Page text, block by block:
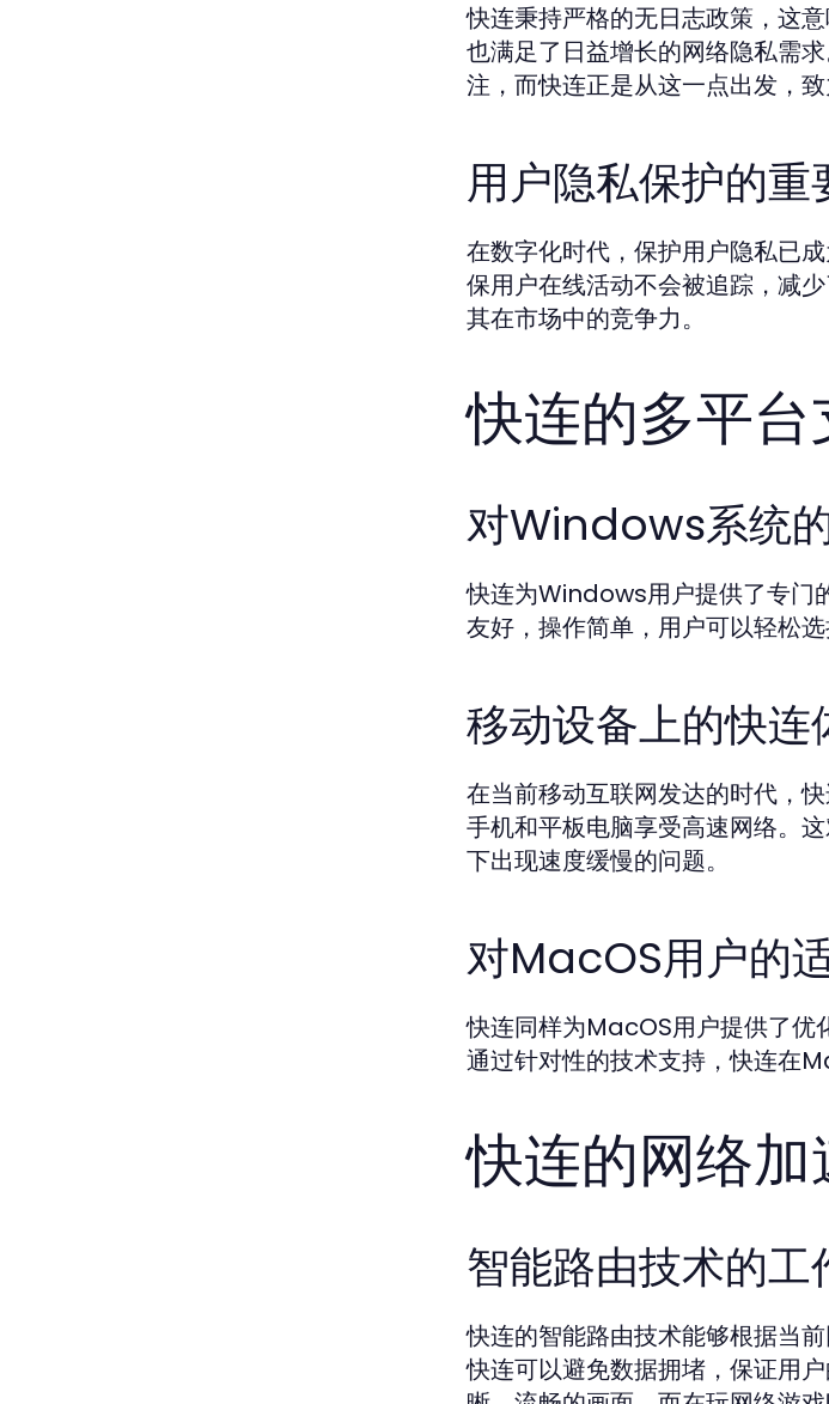
快连秉持严格的无日志政策，这
也满足了日益增长的网络隐私需
注，而快连正是从这一点出发，
用户隐私保护的重
在数字化时代，保护用户隐私已
保用户在线活动不会被追踪，减
其在市场中的竞争力。
快连的多平台
对Windows系统
快连为Windows用户提供了专门
友好，操作简单，用户可以轻松
移动设备上的快连
在当前移动互联网发达的时代，
手机和平板电脑享受高速网络。
下出现速度缓慢的问题。
对MacOS用户的
快连同样为MacOS用户提供了优
通过针对性的技术支持，快连在
快连的网络加
智能路由技术的工
快连的智能路由技术能够根据当
快连可以避免数据拥堵，保证用